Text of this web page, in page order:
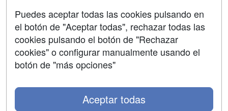
Grupo formazion:
Puedes aceptar todas las cookies pulsando en
el botón de "Aceptar todas", rechazar todas las
cookies pulsando el botón de "Rechazar
cookies" o configurar manualmente usando el
botón de "más opciones"
Aceptar todas